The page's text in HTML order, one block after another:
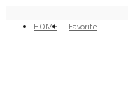
HOME
Favorite